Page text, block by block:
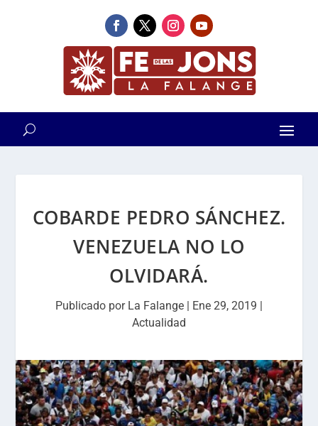
COBARDE PEDRO SÁNCHEZ.
VENEZUELA NO LO
OLVIDARÁ.
Publicado por La Falange | Ene 29, 2019 |
Actualidad